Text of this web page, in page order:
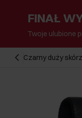
FINAŁ
Twoje ulubione
Czarny duży